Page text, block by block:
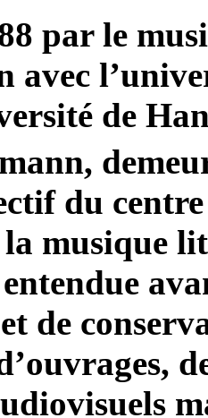
par le
avec
de
du
musique
de